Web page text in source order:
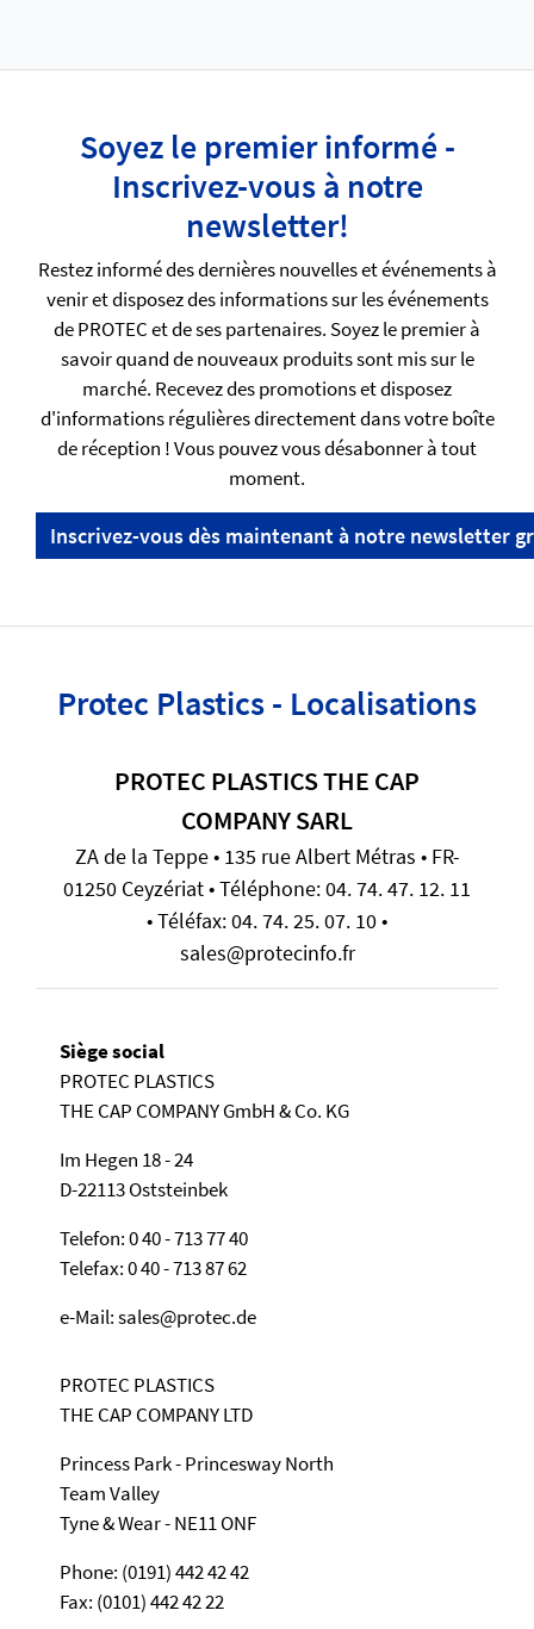
Soyez le premier informé -
Inscrivez-vous à notre
newsletter!
Restez informé des dernières nouvelles et événements à
venir et disposez des informations sur les événements
de PROTEC et de ses partenaires. Soyez le premier à
savoir quand de nouveaux produits sont mis sur le
marché. Recevez des promotions et disposez
d'informations régulières directement dans votre boîte
de réception ! Vous pouvez vous désabonner à tout
moment.
Inscrivez-vous dès maintenant à notre newsletter
Protec Plastics - Localisations
PROTEC PLASTICS THE CAP
COMPANY SARL
ZA de la Teppe • 135 rue Albert Métras • FR-
01250 Ceyzériat • Téléphone: 04. 74. 47. 12. 11
• Téléfax: 04. 74. 25. 07. 10 •
sales@protecinfo.fr
Siège social
PROTEC PLASTICS
THE CAP COMPANY GmbH & Co. KG
Im Hegen 18 - 24
D-22113 Oststeinbek
Telefon: 0 40 - 713 77 40
Telefax: 0 40 - 713 87 62
e-Mail: sales@protec.de
PROTEC PLASTICS
THE CAP COMPANY LTD
Princess Park - Princesway North
Team Valley
Tyne & Wear - NE11 ONF
Phone: (0191) 442 42 42
Fax: (0101) 442 42 22